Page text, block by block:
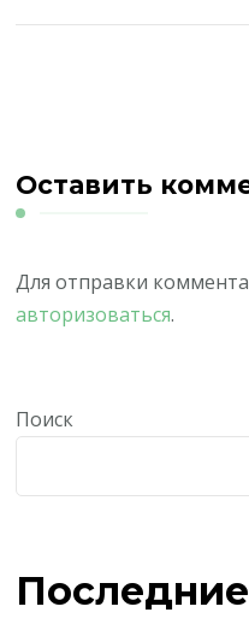
Оставить
Для отправки
авторизоваться.
Поиск